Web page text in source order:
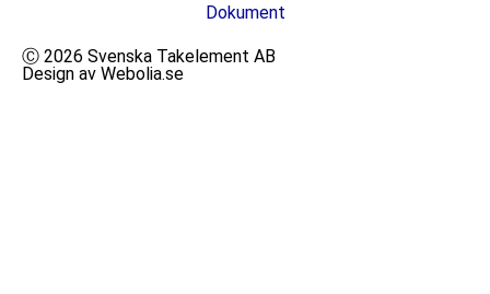
Dokument
Ⓒ 2026 Svenska Takelement AB
Design av Webolia.se